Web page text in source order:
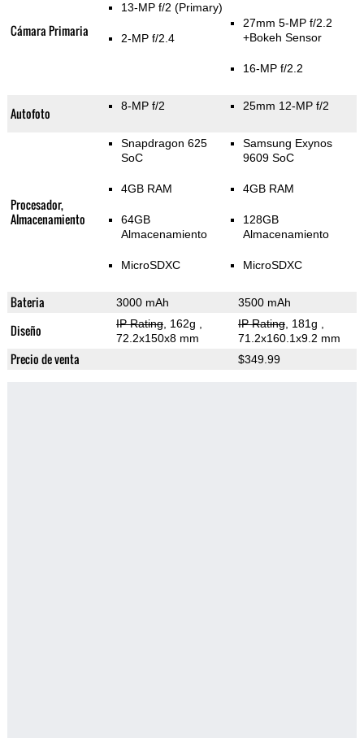
Cámara Primaria
13-MP f/2 (Primary)
2-MP f/2.4
27mm 5-MP f/2.2
+Bokeh Sensor
16-MP f/2.2
Autofoto 8-MP f/2 25mm 12-MP f/2
Procesador,
Almacenamiento
Snapdragon 625
SoC
4GB RAM
64GB
Almacenamiento
MicroSDXC
Samsung Exynos
9609 SoC
4GB RAM
128GB
Almacenamiento
MicroSDXC
Bateria 3000 mAh 3500 mAh
Diseño IP Rating, 162g
72.2x150x8 mm
IP Rating, 181g
71.2x160.1x9.2 mm
Precio de venta $349.99